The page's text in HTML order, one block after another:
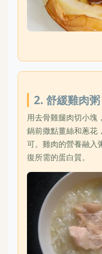
2. 舒緩雞肉粥
用去骨雞腿肉切小塊
鍋前撒點薑絲和蔥花，
可。雞肉的營養融入
復所需的蛋白質。